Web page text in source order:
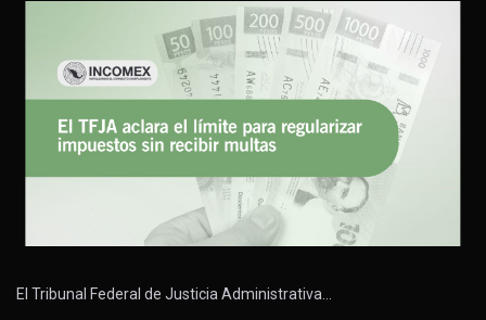
El Tribunal Federal de Justicia Administrativa…